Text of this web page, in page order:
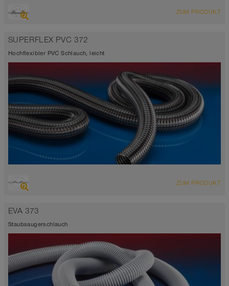
antistatisch < 10⁹
Polyurethanschlauch
Wandstärke 1,5mm
ZUM PRODUKT
SUPERFLEX PVC 372
Hochflexibler PVC Schlauch, leicht
Saugschlauch + Druckschlauch
0°C bis 85°C
ZUM PRODUKT
EVA 373
Staubsaugerschlauch